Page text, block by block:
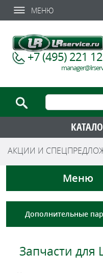
МЕНЮ
+7 (495) 221
АКЦИИ И
Меню
Дополнительные
Запчасти для